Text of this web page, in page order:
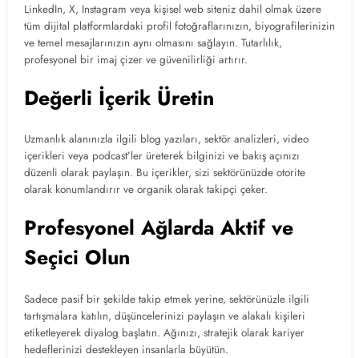
LinkedIn, X, Instagram veya kişisel web siteniz dahil olmak üzere
tüm dijital platformlardaki profil fotoğraflarınızın, biyografilerinizin
ve temel mesajlarınızın aynı olmasını sağlayın. Tutarlılık,
profesyonel bir imaj çizer ve güvenilirliği artırır.
Değerli İçerik Üretin
Uzmanlık alanınızla ilgili blog yazıları, sektör analizleri, video
içerikleri veya podcast’ler üreterek bilginizi ve bakış açınızı
düzenli olarak paylaşın. Bu içerikler, sizi sektörünüzde otorite
olarak konumlandırır ve organik olarak takipçi çeker.
Profesyonel Ağlarda Aktif ve
Seçici Olun
Sadece pasif bir şekilde takip etmek yerine, sektörünüzle ilgili
tartışmalara katılın, düşüncelerinizi paylaşın ve alakalı kişileri
etiketleyerek diyalog başlatın. Ağınızı, stratejik olarak kariyer
hedeflerinizi destekleyen insanlarla büyütün.